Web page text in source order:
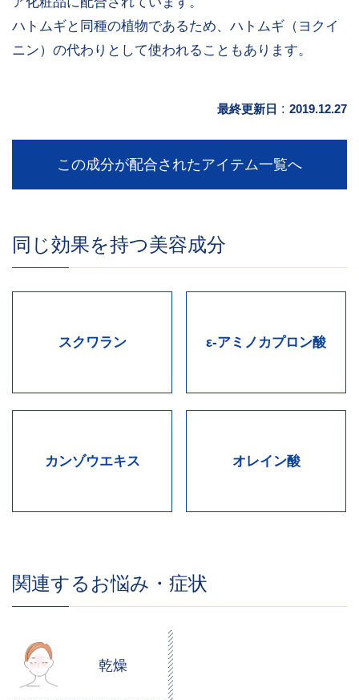
ハトムギと同種の植物であるため、ハトムギ（ヨクイ
ニン）の代わりとして使われることもあります。
最終更新日 : 2019.12.27
この成分が配合されたアイテム一覧へ
同じ効果を持つ美容成分
スクワラン ε-アミノカプロン酸
カンゾウエキス オレイン酸
関連するお悩み・症状
乾燥